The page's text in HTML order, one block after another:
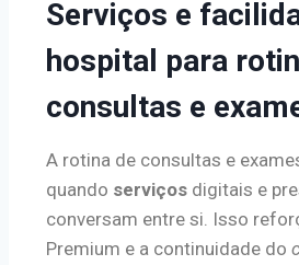
Serviços e
hospital para
consultas e
A rotina de consultas e
quando serviços digitais e
conversam entre si. Isso
Premium e a continuidade do